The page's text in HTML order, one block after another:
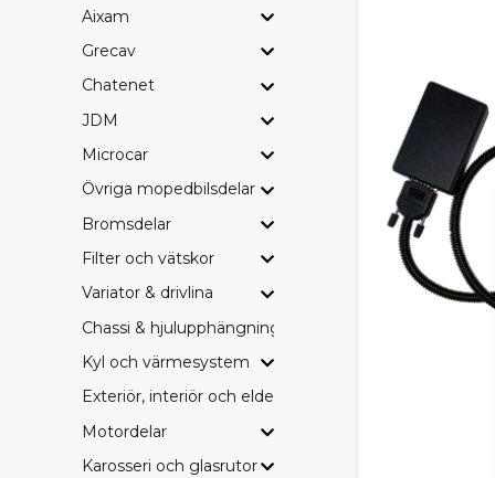
Aixam
Grecav
Chatenet
JDM
Microcar
Övriga mopedbilsdelar
Bromsdelar
Filter och vätskor
Variator & drivlina
Chassi & hjulupphängning
Kyl och värmesystem
Exteriör, interiör och eldetaljer
Motordelar
Karosseri och glasrutor
I SCP-
Filter (olja,
Hjullager
Övriga
Perfekt för
SCP,
budget
SCP –